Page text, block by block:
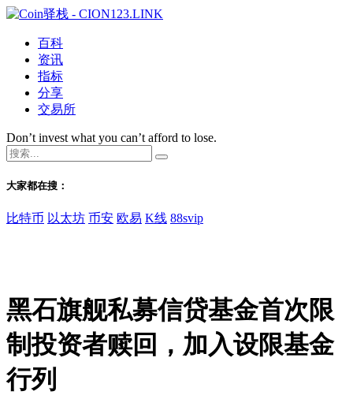
百科
资讯
指标
分享
交易所
Don’t invest what you can’t afford to lose.
大家都在搜：
比特币 以太坊 币安 欧易 K线 88svip
黑石旗舰私募信贷基金首次限
制投资者赎回，加入设限基金
行列